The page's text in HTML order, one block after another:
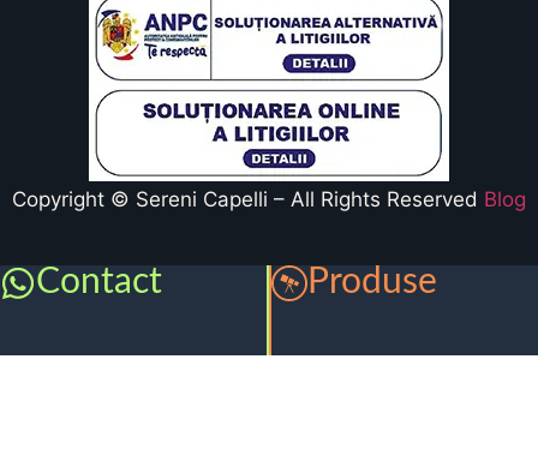
Copyright © Sereni Capelli – All Rights Reserved Blog
Contact Produse